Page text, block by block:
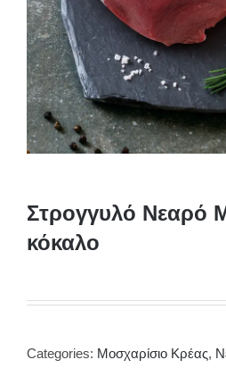
Στρογγυλό Νεαρό
κόκαλο
Categories: Μοσχαρίσιο Κρέας,